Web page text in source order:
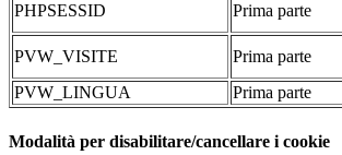
PHPSESSID Prima parte
PVW_VISITE Prima parte
PVW_LINGUA
Prima parte
Modalità per disabilitare/cancellare i cookie